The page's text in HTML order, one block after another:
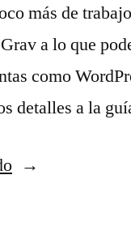
más de
a lo que
como
detalles a la
«Sitio